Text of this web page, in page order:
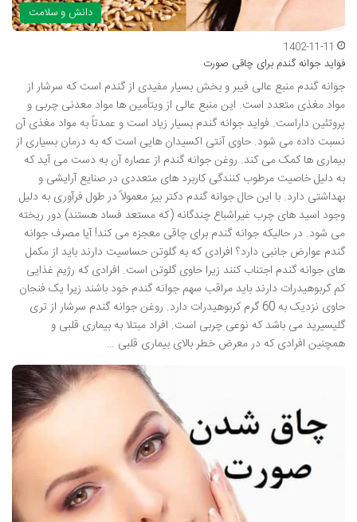
دانش و سلامت
1402-11-11
فواید جوانه گندم برای چاقی صورت
جوانه گندم منبع عالی فیبر و بخش بسیار مفیدی از گندم است که سرشار از
مواد مغذی متعدد است. این منبع عالی از ویتأمین ها مواد معدنی چربی و
پروتئین داراست. فواید جوانه گندم بسیار زیاد است و عمدتاً به مواد مغذی آن
نسبت داده می شود. حاوی آنتی اکسیدان هایی است که به درمان بسیاری از
بیماری ها کمک می کند. روغن جوانه گندم از عصاره آن به دست می آید که
به دلیل خاصیت مرطوب کنندگی کاربرد های متعددی در صنایع آرایشی و
بهداشتی دارد. با این حال جوانه گندم دکتر بیز معمولاً در طول فرآوری به دلیل
وجود اسید های چرب غیراشباع چندگانه (که مستعد فساد هستند) دور ریخته
می شود. در حالیکه جوانه گندم برای چاقی معجزه می کند! آیا مصرف جوانه
گندم عوارض جانبی دارد؟ افرادی که به گلوتن حساسیت دارند باید از مکمل
های جوانه گندم اجتناب کنند زیرا حاوی گلوتن است. افرادی که رژیم غذایی
کم کربوهیدرات دارند باید مراقب سهم جوانه گندم خود باشند زیرا یک فنجان
حاوی نزدیک به 60 گرم کربوهیدرات دارد. روغن جوانه گندم سرشار از تری
گلیسیرید می باشد که نوعی چربی است. افراد مبتلا به بیماری قلبی و
همچنین افرادی که در معرض خطر بالای بیماری قلبی …